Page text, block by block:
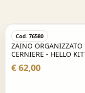
Cod. 76580
ZAINO ORGANIZZATO
CERNIERE - HELLO
€ 62,00